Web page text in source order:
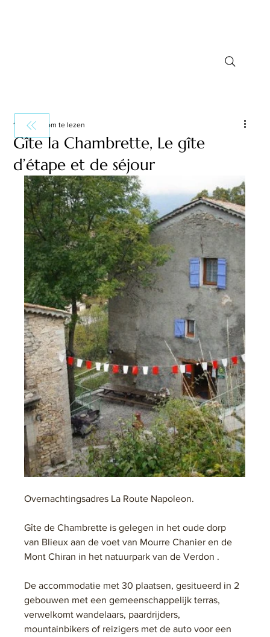
Gîte la Chambrette, Le gîte
d’étape et de séjour
1 minuten om te lezen
Overnachtingsadres La Route Napoleon.
Gîte de Chambrette is gelegen in het oude dorp
van Blieux aan de voet van Mourre Chanier en de
Mont Chiran in het natuurpark van de Verdon .
De accommodatie met 30 plaatsen, gesitueerd in 2
gebouwen met een gemeenschappelijk terras,
verwelkomt wandelaars, paardrijders,
mountainbikers of reizigers met de auto voor een